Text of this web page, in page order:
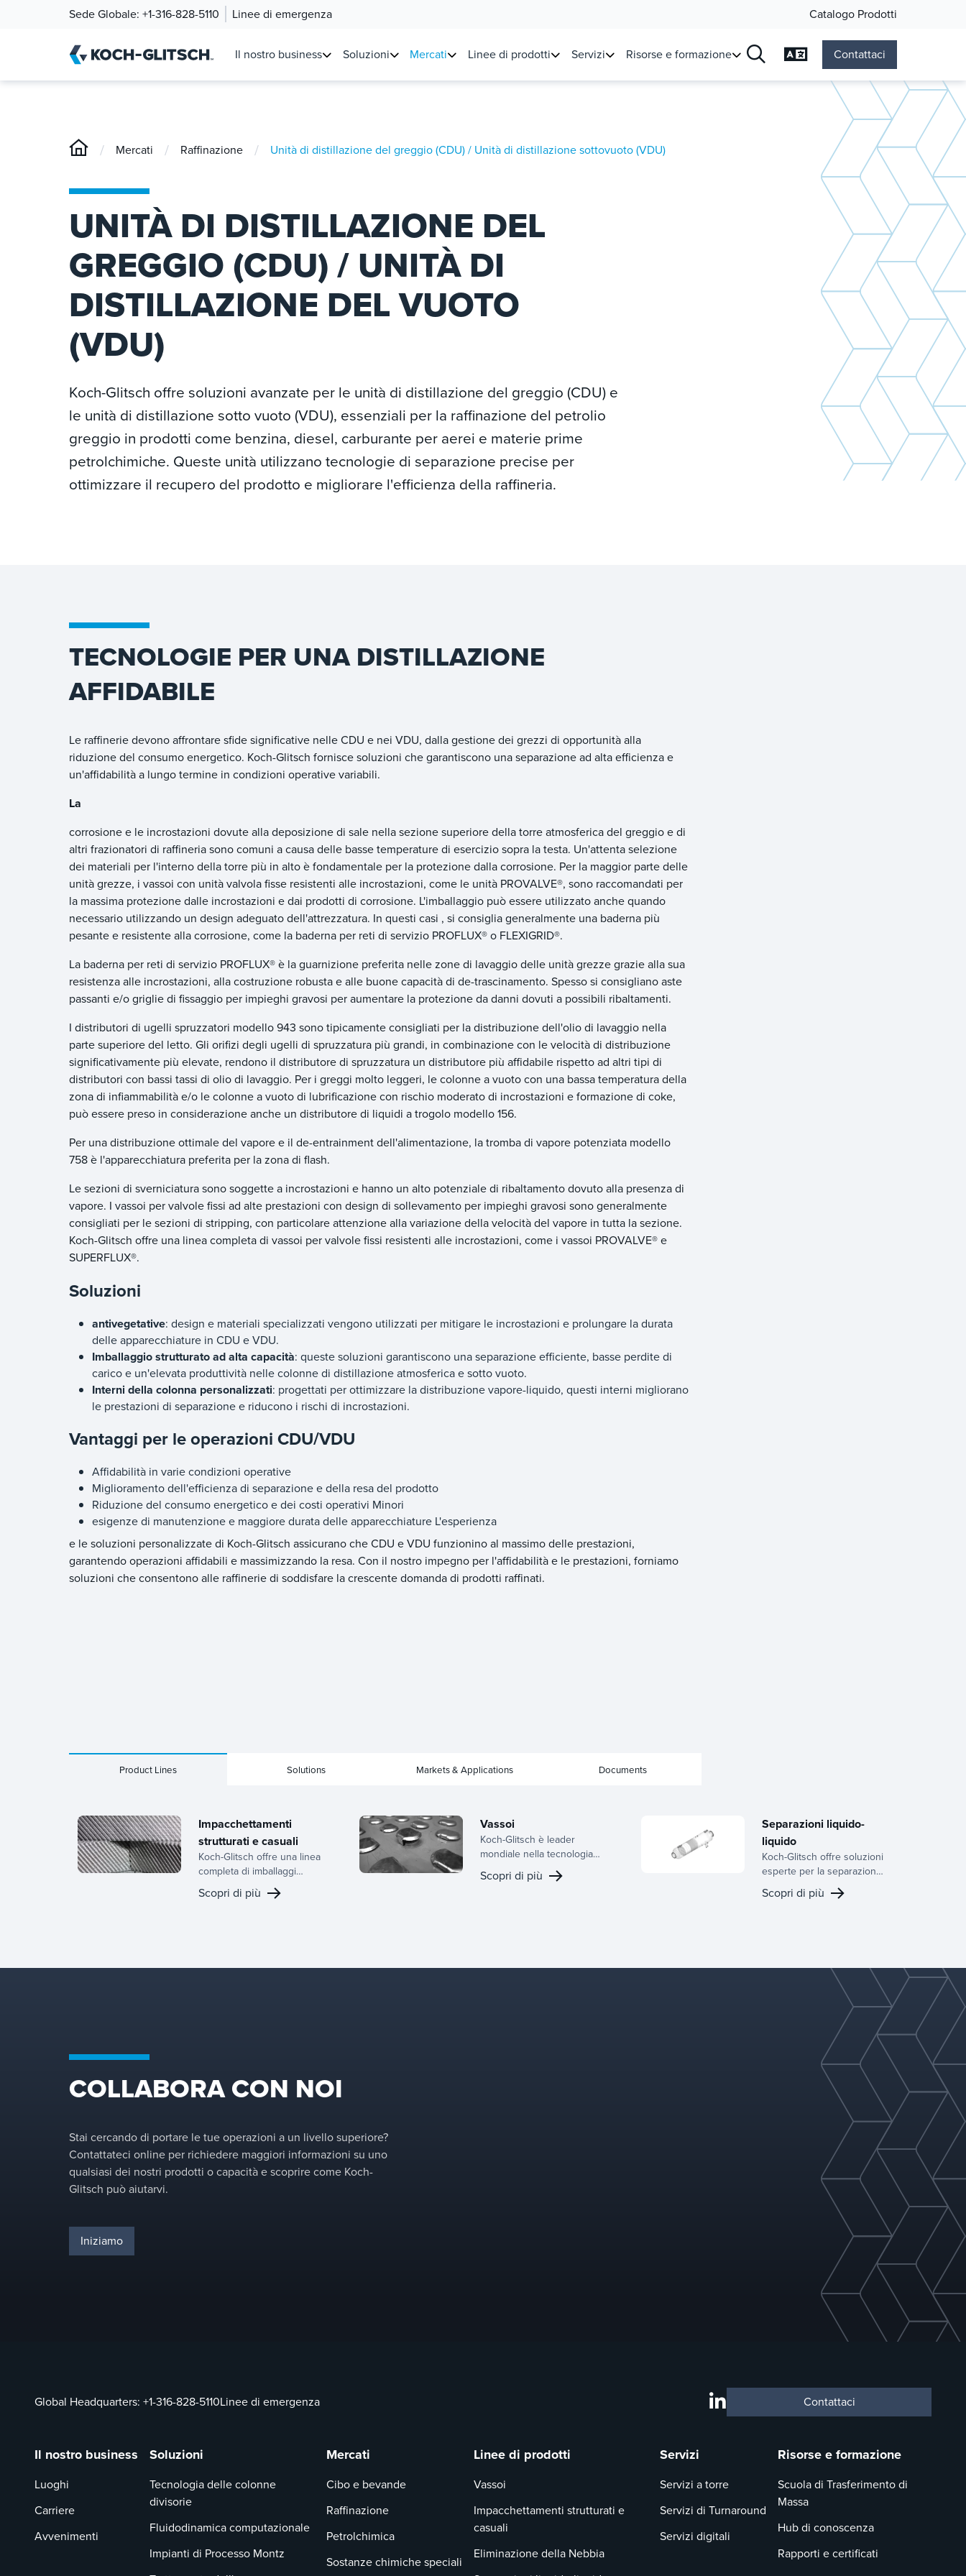
Sede Globale: +1-316-828-5110 Linee di emergenza Catalogo Prodotti
Il nostro business Soluzioni Mercati Linee di prodotti Servizi Risorse e formazione Cambia lingua
Contattaci
/ Mercati / Raffinazione / Unità di distillazione del greggio (CDU) / Unità di distillazione sottovuoto (VDU)
UNITÀ DI DISTILLAZIONE DEL
GREGGIO (CDU) / UNITÀ DI
DISTILLAZIONE DEL VUOTO
(VDU)
Koch-Glitsch offre soluzioni avanzate per le unità di distillazione del greggio (CDU) e
le unità di distillazione sotto vuoto (VDU), essenziali per la raffinazione del petrolio
greggio in prodotti come benzina, diesel, carburante per aerei e materie prime
petrolchimiche. Queste unità utilizzano tecnologie di separazione precise per
ottimizzare il recupero del prodotto e migliorare l'efficienza della raffineria.
TECNOLOGIE PER UNA DISTILLAZIONE
AFFIDABILE
Le raffinerie devono affrontare sfide significative nelle CDU e nei VDU, dalla gestione dei grezzi di opportunità alla
riduzione del consumo energetico. Koch-Glitsch fornisce soluzioni che garantiscono una separazione ad alta efficienza e
un'affidabilità a lungo termine in condizioni operative variabili.
La
corrosione e le incrostazioni dovute alla deposizione di sale nella sezione superiore della torre atmosferica del greggio e di
altri frazionatori di raffineria sono comuni a causa delle basse temperature di esercizio sopra la testa. Un'attenta selezione
dei materiali per l'interno della torre più in alto è fondamentale per la protezione dalla corrosione. Per la maggior parte delle
unità grezze, i vassoi con unità valvola fisse resistenti alle incrostazioni, come le unità PROVALVE®, sono raccomandati per
la massima protezione dalle incrostazioni e dai prodotti di corrosione. L'imballaggio può essere utilizzato anche quando
necessario utilizzando un design adeguato dell'attrezzatura. In questi casi , si consiglia generalmente una baderna più
pesante e resistente alla corrosione, come la baderna per reti di servizio PROFLUX® o FLEXIGRID®.
La baderna per reti di servizio PROFLUX® è la guarnizione preferita nelle zone di lavaggio delle unità grezze grazie alla sua
resistenza alle incrostazioni, alla costruzione robusta e alle buone capacità di de-trascinamento. Spesso si consigliano aste
passanti e/o griglie di fissaggio per impieghi gravosi per aumentare la protezione da danni dovuti a possibili ribaltamenti.
I distributori di ugelli spruzzatori modello 943 sono tipicamente consigliati per la distribuzione dell'olio di lavaggio nella
parte superiore del letto. Gli orifizi degli ugelli di spruzzatura più grandi, in combinazione con le velocità di distribuzione
significativamente più elevate, rendono il distributore di spruzzatura un distributore più affidabile rispetto ad altri tipi di
distributori con bassi tassi di olio di lavaggio. Per i greggi molto leggeri, le colonne a vuoto con una bassa temperatura della
zona di infiammabilità e/o le colonne a vuoto di lubrificazione con rischio moderato di incrostazioni e formazione di coke,
può essere preso in considerazione anche un distributore di liquidi a trogolo modello 156.
Per una distribuzione ottimale del vapore e il de-entrainment dell'alimentazione, la tromba di vapore potenziata modello
758 è l'apparecchiatura preferita per la zona di flash.
Le sezioni di sverniciatura sono soggette a incrostazioni e hanno un alto potenziale di ribaltamento dovuto alla presenza di
vapore. I vassoi per valvole fissi ad alte prestazioni con design di sollevamento per impieghi gravosi sono generalmente
consigliati per le sezioni di stripping, con particolare attenzione alla variazione della velocità del vapore in tutta la sezione.
Koch-Glitsch offre una linea completa di vassoi per valvole fissi resistenti alle incrostazioni, come i vassoi PROVALVE® e
SUPERFLUX®.
Soluzioni
antivegetative: design e materiali specializzati vengono utilizzati per mitigare le incrostazioni e prolungare la durata
delle apparecchiature in CDU e VDU.
Imballaggio strutturato ad alta capacità: queste soluzioni garantiscono una separazione efficiente, basse perdite di
carico e un'elevata produttività nelle colonne di distillazione atmosferica e sotto vuoto.
Interni della colonna personalizzati: progettati per ottimizzare la distribuzione vapore-liquido, questi interni migliorano
le prestazioni di separazione e riducono i rischi di incrostazioni.
Vantaggi per le operazioni CDU/VDU
Affidabilità in varie condizioni operative
Miglioramento dell'efficienza di separazione e della resa del prodotto
Riduzione del consumo energetico e dei costi operativi Minori
esigenze di manutenzione e maggiore durata delle apparecchiature L'esperienza
e le soluzioni personalizzate di Koch-Glitsch assicurano che CDU e VDU funzionino al massimo delle prestazioni,
garantendo operazioni affidabili e massimizzando la resa. Con il nostro impegno per l'affidabilità e le prestazioni, forniamo
soluzioni che consentono alle raffinerie di soddisfare la crescente domanda di prodotti raffinati.
Product Lines Solutions Markets & Applications Documents
Impacchettamenti
strutturati e casuali
Koch-Glitsch offre una linea
completa di imballaggi
strutturati e casuali,
supportati da decenni di
Scopri di più
Vassoi
Koch-Glitsch è leader
mondiale nella tecnologia
dei vassoi, che offre
un'ampia gamma di design
forniamo il vassoio giusto
Scopri di più
Separazioni liquido-
liquido
Koch-Glitsch offre soluzioni
esperte per la separazione
liquido-liquido, offrendo
sistemi completi che
nebbia e rompi-vortice. Con
progetti sia per separazione
ottimizziamo le prestazioni
in base alle caratteristiche di
alimentazione e ai requisiti
di separazione.
Scopri di più
COLLABORA CON NOI
Stai cercando di portare le tue operazioni a un livello superiore?
Contattateci online per richiedere maggiori informazioni su uno
qualsiasi dei nostri prodotti o capacità e scoprire come Koch-
Glitsch può aiutarvi.
Iniziamo
Global Headquarters: +1-316-828-5110Linee di emergenza Contattaci
Il nostro business
Luoghi
Carriere
Avvenimenti
Soluzioni
Tecnologia delle colonne
divisorie
Fluidodinamica computazionale
Impianti di Processo Montz
Mercati
Cibo e bevande
Raffinazione
Petrolchimica
Sostanze chimiche speciali
Linee di prodotti
Vassoi
Impacchettamenti strutturati e
casuali
Eliminazione della Nebbia
Servizi
Servizi a torre
Servizi di Turnaround
Servizi digitali
Risorse e formazione
Scuola di Trasferimento di
Massa
Hub di conoscenza
Rapporti e certificati